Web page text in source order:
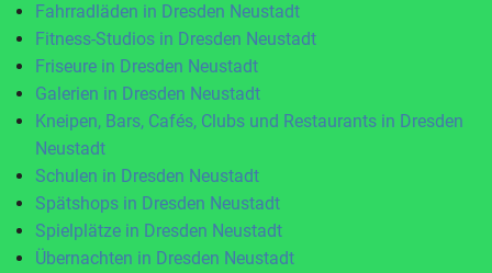
Fahrradläden in Dresden Neustadt
Fitness-Studios in Dresden Neustadt
Friseure in Dresden Neustadt
Galerien in Dresden Neustadt
Kneipen, Bars, Cafés, Clubs und Restaurants in Dresden
Neustadt
Schulen in Dresden Neustadt
Spätshops in Dresden Neustadt
Spielplätze in Dresden Neustadt
Übernachten in Dresden Neustadt